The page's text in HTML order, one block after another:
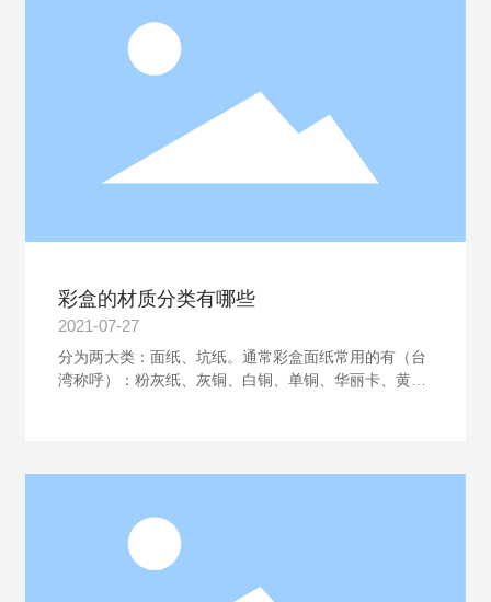
彩盒的材质分类有哪些
2021-07-27
分为两大类：面纸、坑纸。通常彩盒面纸常用的有（台
湾称呼）：粉灰纸、灰铜、白铜、单铜、华丽卡、黄金